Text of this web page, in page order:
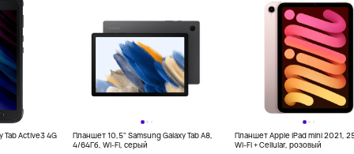
Tab Active3 4G
Планшет 10,5" Samsung Galaxy Tab A8,
4/64Гб, Wi-Fi, серый
Планшет Apple iPad mini 2021,
Wi-Fi + Cellular, розовый